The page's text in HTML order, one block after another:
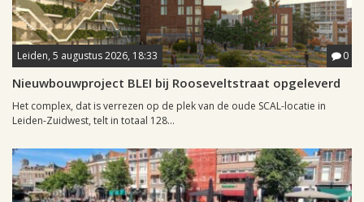
Leiden, 5 augustus 2026, 18:33 0
Nieuwbouwproject BLEI bij Rooseveltstraat opgeleverd
Het complex, dat is verrezen op de plek van de oude SCAL-locatie in
Leiden-Zuidwest, telt in totaal 128...